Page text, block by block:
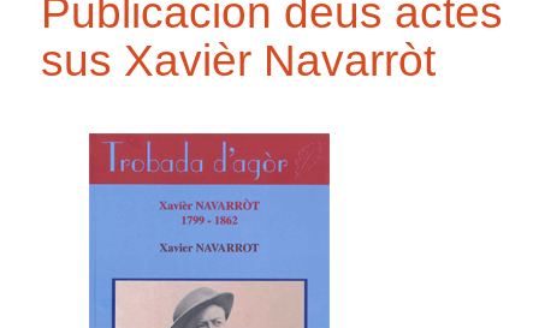
Publicacion deus actes
sus Xavièr Navarròt